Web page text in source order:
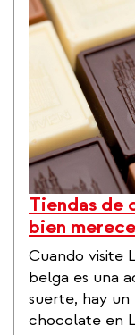
Tiendas de
bien
Cuando visite
belga es una
suerte, hay
chocolate en